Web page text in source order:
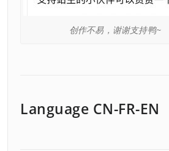
创作不易，谢谢支持鸭~
Language CN-FR-EN